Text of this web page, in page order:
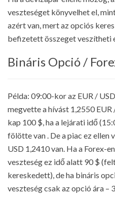
veszteséget könyvelhet el,
azért van, mert az opciós
befizetett összeget veszítheti
Bináris Opció /
Példa: 09:00-kor az EUR /
megvette a hívást 1,2550
kap 100 $, ha a lejárati idő
fölötte van . De a piac ez ellen
USD 1,2410 van. Ha a Forex-
veszteség ez idő alatt 90 $
kereskedett), de ha bináris
veszteség csak az opció ára –